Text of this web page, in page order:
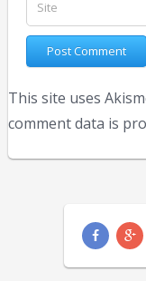
This site uses
comment data is